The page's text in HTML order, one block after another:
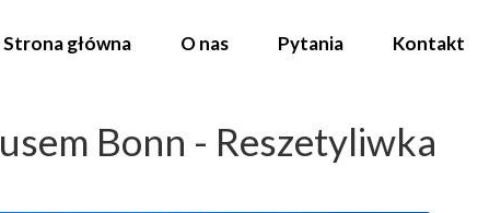
Bonn - Reszetyliwka
Strona główna O nas Pytania Kontakt